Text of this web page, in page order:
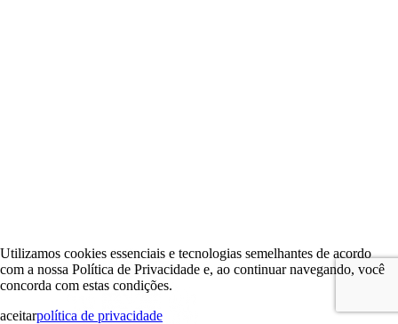
Utilizamos cookies essenciais e tecnologias semelhantes de acordo
com a nossa Política de Privacidade e, ao continuar navegando, você
concorda com estas condições.
aceitarpolítica de privacidade